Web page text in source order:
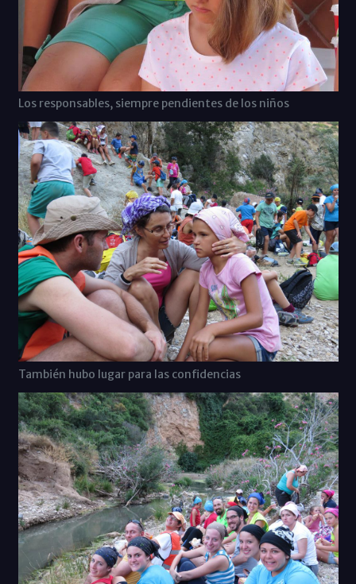
Los responsables, siempre pendientes de los niños
También hubo lugar para las confidencias